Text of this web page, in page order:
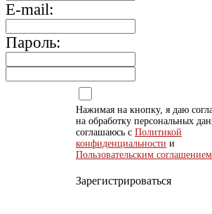
E-mail:
Пароль:
Нажимая на кнопку, я даю
на обработку персональных
соглашаюсь с Политикой
конфиденциальности и
Пользовательским соглашением
Зарегистрироваться